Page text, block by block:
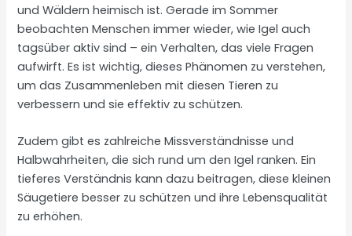
und Wäldern heimisch ist. Gerade im Sommer
beobachten Menschen immer wieder, wie Igel auch
tagsüber aktiv sind – ein Verhalten, das viele Fragen
aufwirft. Es ist wichtig, dieses Phänomen zu verstehen,
um das Zusammenleben mit diesen Tieren zu
verbessern und sie effektiv zu schützen.
Zudem gibt es zahlreiche Missverständnisse und
Halbwahrheiten, die sich rund um den Igel ranken. Ein
tieferes Verständnis kann dazu beitragen, diese kleinen
Säugetiere besser zu schützen und ihre Lebensqualität
zu erhöhen.